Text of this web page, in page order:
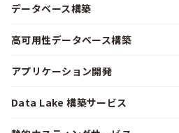
データベース構築
高可用性データベース構築
アプリケーション開発
Data Lake 構築サービス